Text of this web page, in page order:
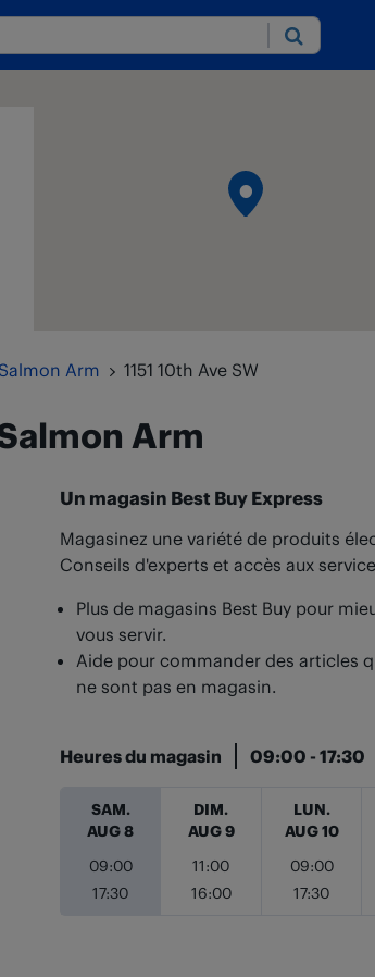
Submit
Salmon Arm 1151 10th Ave SW
Arm
Un magasin Best Buy Express
Magasinez une variété de produits
Conseils d'experts et accès aux
Plus de magasins Best Buy pour
vous servir.
Aide pour commander des articles
ne sont pas en magasin.
Heures du magasin 09:00 - 17:30
Jour de la semaineHeures
SAM.
AUG 8
09:00
17:30
DIM.
AUG 9
11:00
16:00
LUN.
AUG 10
09:00
17:30